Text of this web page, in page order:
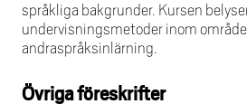
språkliga bakgrunder. Kursen
undervisningsmetoder inom
andraspråksinlärning.
Övriga föreskrifter